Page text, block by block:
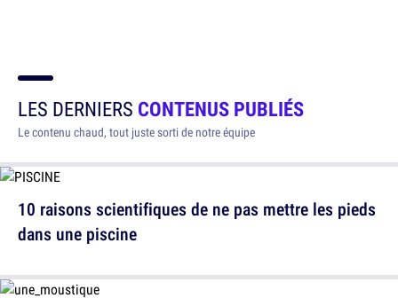
LES DERNIERS CONTENUS PUBLIÉS
Le contenu chaud, tout juste sorti de notre équipe
10 raisons scientifiques de ne pas mettre les pieds
dans une piscine